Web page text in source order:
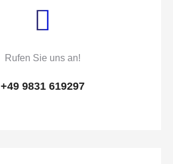
Rufen Sie uns an!
+49 9831 619297